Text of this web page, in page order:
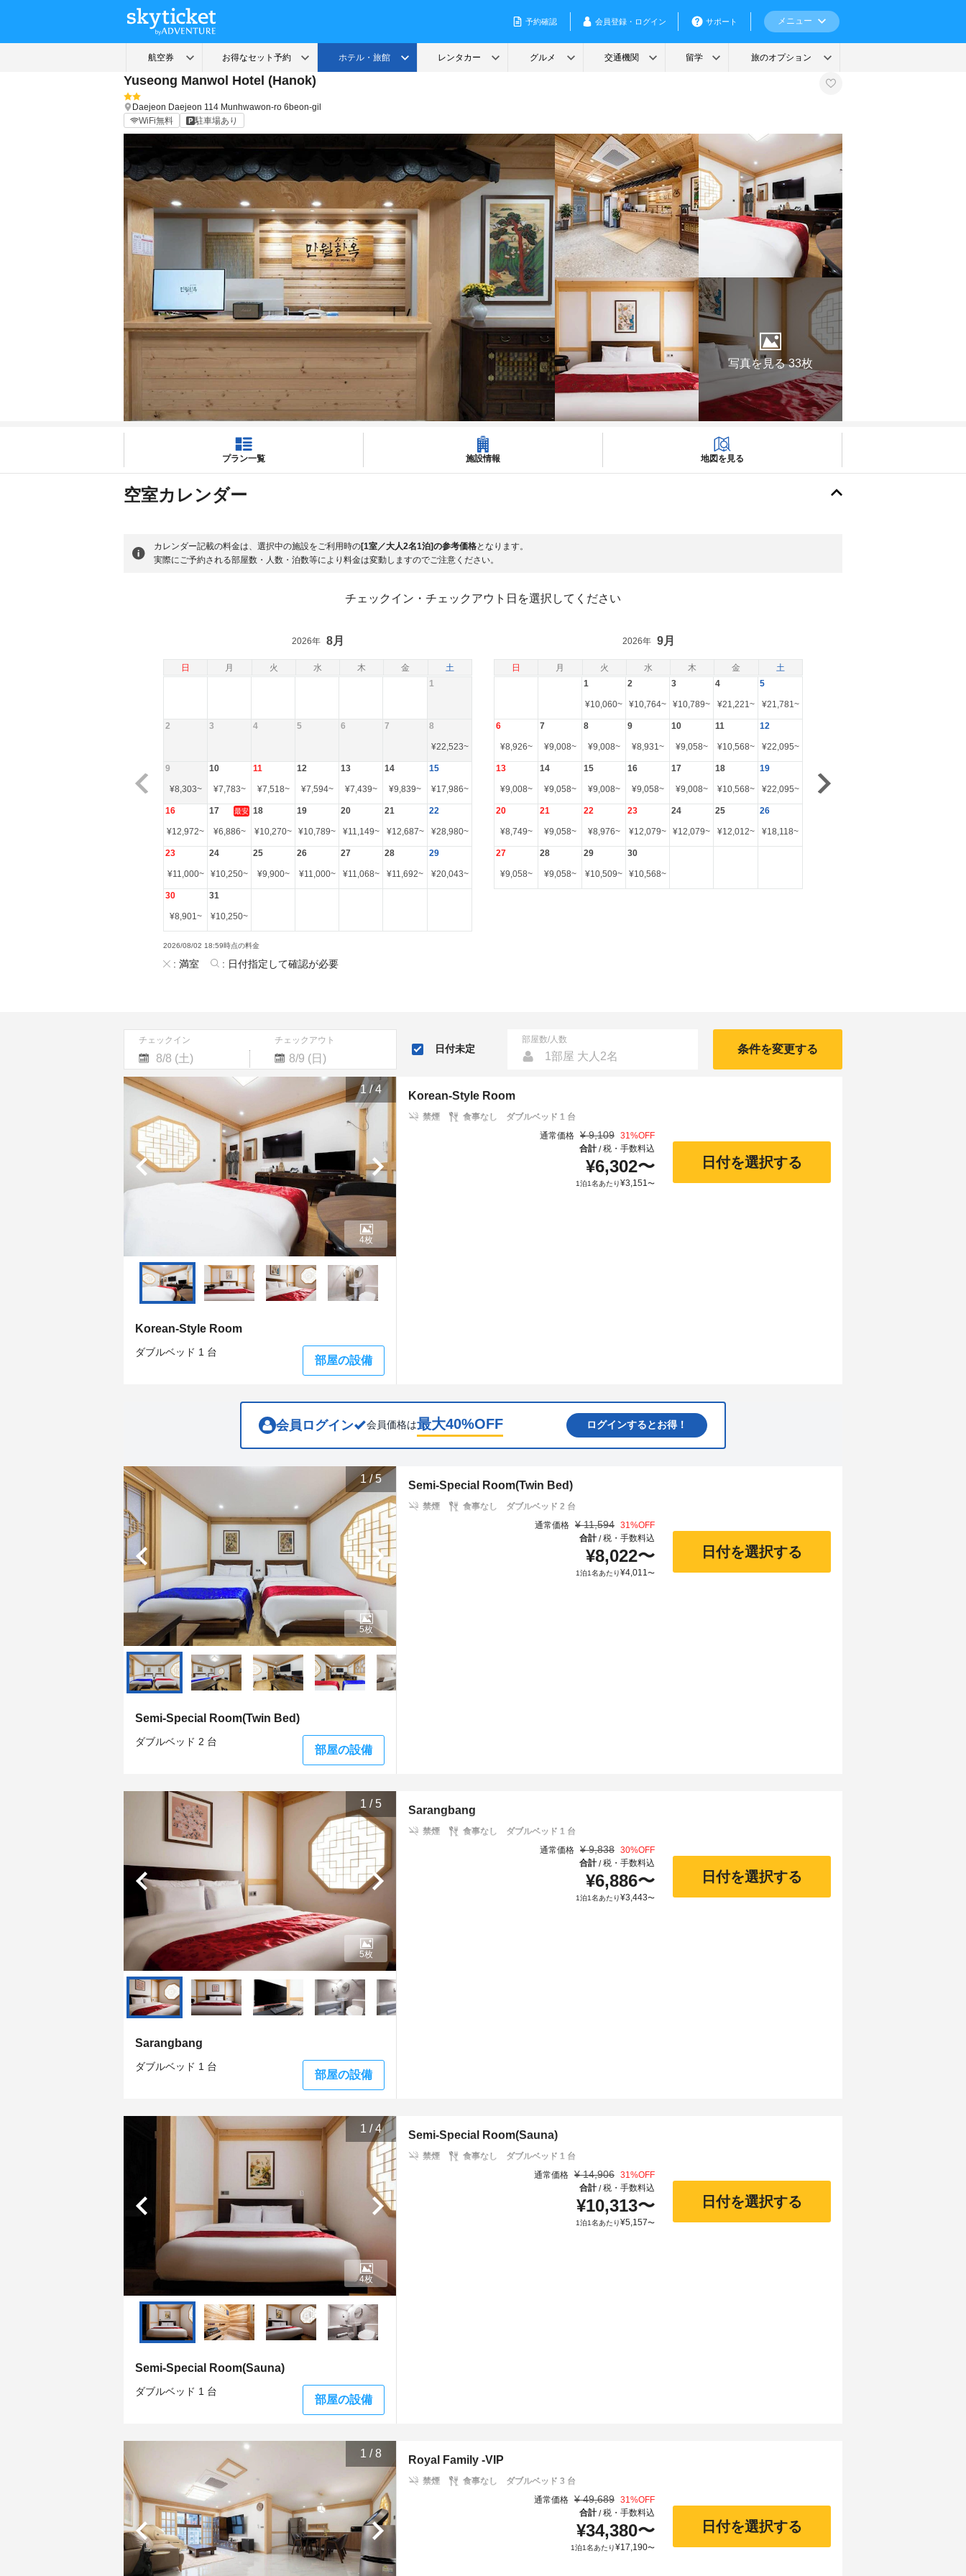
Yuseong Manwol Hotel (Hanok)
Daejeon Daejeon 114 Munhwawon-ro 6beon-gil
WiFi無料
駐車場あり
写真を見る 33枚
プラン一覧 施設情報 地図を見る
空室カレンダー
カレンダー記載の料金は、選択中の施設をご利用時の[1室／大人2名1泊]の参考価格となります。
実際にご予約される部屋数・人数・泊数等により料金は変動しますのでご注意ください。
チェックイン・チェックアウト日を選択してください
日 月 火 水 木 金 土 日 月 火 水 木 金 土
2026年 8月
1
2 3 4 5 6 7 8
¥22,523~
9
¥8,303~
10
¥7,783~
11
¥7,518~
12
¥7,594~
13
¥7,439~
14
¥9,839~
15
¥17,986~
16
¥12,972~
17 最安
¥6,886~
18
¥10,270~
19
¥10,789~
20
¥11,149~
21
¥12,687~
22
¥28,980~
23
¥11,000~
24
¥10,250~
25
¥9,900~
26
¥11,000~
27
¥11,068~
28
¥11,692~
29
¥20,043~
30
¥8,901~
31
¥10,250~
2026年 9月
1
¥10,060~
2
¥10,764~
3
¥10,789~
4
¥21,221~
5
¥21,781~
6
¥8,926~
7
¥9,008~
8
¥9,008~
9
¥8,931~
10
¥9,058~
11
¥10,568~
12
¥22,095~
13
¥9,008~
14
¥9,058~
15
¥9,008~
16
¥9,058~
17
¥9,008~
18
¥10,568~
19
¥22,095~
20
¥8,749~
21
¥9,058~
22
¥8,976~
23
¥12,079~
24
¥12,079~
25
¥12,012~
26
¥18,118~
27
¥9,058~
28
¥9,058~
29
¥10,509~
30
¥10,568~
2026/08/02 18:59時点の料金
: 満室 : 日付指定して確認が必要
チェックイン チェックアウト
Navigate
forward
with
the
calendar
and
select
a
mark
key
to
the
shortcuts
for
changing
Navigate
interact
with
the
calendar
and
select
a
date.
Press
the
question
mark
key
to
get
changing
日付未定
部屋数/人数
1部屋 大人2名
条件を変更する
1/4
Korean-Style Room
ダブルベッド 1 台
部屋の設備
4枚
Korean-Style Room
禁煙 食事なし
ダブルベッド 1 台
通常価格 ¥ 9,109 31%OFF
合計/税・手数料込
¥6,302〜
1泊1名あたり¥3,151〜
日付を選択する
会員ログイン 会員価格は最大40%OFF ログインするとお得！
1/5
Semi-Special Room(Twin Bed)
ダブルベッド 2 台
部屋の設備
5枚
Semi-Special Room(Twin Bed)
禁煙 食事なし
ダブルベッド 2 台
通常価格 ¥ 11,594 31%OFF
合計/税・手数料込
¥8,022〜
1泊1名あたり¥4,011〜
日付を選択する
1 /5
Sarangbang
ダブルベッド 1 台
部屋の設備
5枚
Sarangbang
禁煙 食事なし
ダブルベッド 1 台
通常価格 ¥ 9,838 30%OFF
合計/税・手数料込
¥6,886〜
1泊1名あたり¥3,443〜
日付を選択する
1 /4
Semi-Special Room(Sauna)
ダブルベッド 1 台
部屋の設備
4枚
Semi-Special Room(Sauna)
禁煙 食事なし
ダブルベッド 1 台
通常価格 ¥ 14,906 31%OFF
合計/税・手数料込
¥10,313〜
1泊1名あたり¥5,157〜
日付を選択する
1 /8
Royal Family -VIP
禁煙 食事なし
ダブルベッド 3 台
通常価格 ¥ 49,689 31%OFF
合計/税・手数料込
¥34,380〜
1泊1名あたり¥17,190〜
日付を選択する